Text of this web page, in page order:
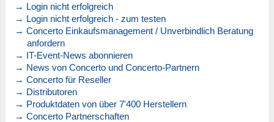
→ Login nicht erfolgreich
→ Login nicht erfolgreich - zum testen
→ Concerto Einkaufsmanagement / Unverbindlich Beratung
anfordern
→ IT-Event-News abonnieren
→ News von Concerto und Concerto-Partnern
→ Concerto für Reseller
→ Distributoren
→ Produktdaten von über 7'400 Herstellern
→ Concerto Partnerschaften